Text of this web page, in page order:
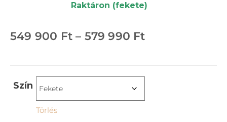
Raktáron (fekete)
549 900 Ft – 579 990 Ft
Szín
Törlés